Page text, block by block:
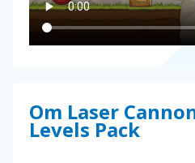
Om Laser
Levels Pack